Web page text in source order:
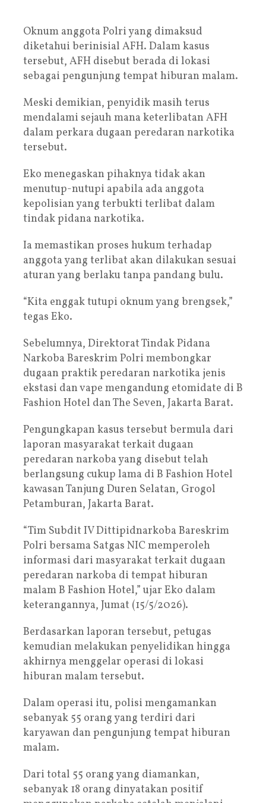
Oknum anggota Polri yang dimaksud
diketahui berinisial AFH. Dalam kasus
tersebut, AFH disebut berada di lokasi
sebagai pengunjung tempat hiburan malam.
Meski demikian, penyidik masih terus
mendalami sejauh mana keterlibatan AFH
dalam perkara dugaan peredaran narkotika
tersebut.
Eko menegaskan pihaknya tidak akan
menutup-nutupi apabila ada anggota
kepolisian yang terbukti terlibat dalam
tindak pidana narkotika.
Ia memastikan proses hukum terhadap
anggota yang terlibat akan dilakukan sesuai
aturan yang berlaku tanpa pandang bulu.
“Kita enggak tutupi oknum yang brengsek,”
tegas Eko.
Sebelumnya, Direktorat Tindak Pidana
Narkoba Bareskrim Polri membongkar
dugaan praktik peredaran narkotika jenis
ekstasi dan vape mengandung etomidate di B
Fashion Hotel dan The Seven, Jakarta Barat.
Pengungkapan kasus tersebut bermula dari
laporan masyarakat terkait dugaan
peredaran narkoba yang disebut telah
berlangsung cukup lama di B Fashion Hotel
kawasan Tanjung Duren Selatan, Grogol
Petamburan, Jakarta Barat.
“Tim Subdit IV Dittipidnarkoba Bareskrim
Polri bersama Satgas NIC memperoleh
informasi dari masyarakat terkait dugaan
peredaran narkoba di tempat hiburan
malam B Fashion Hotel,” ujar Eko dalam
keterangannya, Jumat (15/5/2026).
Berdasarkan laporan tersebut, petugas
kemudian melakukan penyelidikan hingga
akhirnya menggelar operasi di lokasi
hiburan malam tersebut.
Dalam operasi itu, polisi mengamankan
sebanyak 55 orang yang terdiri dari
karyawan dan pengunjung tempat hiburan
malam.
Dari total 55 orang yang diamankan,
sebanyak 18 orang dinyatakan positif